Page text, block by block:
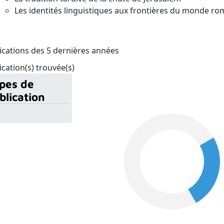
Les identités linguistiques aux frontières du monde
des 5 dernières années